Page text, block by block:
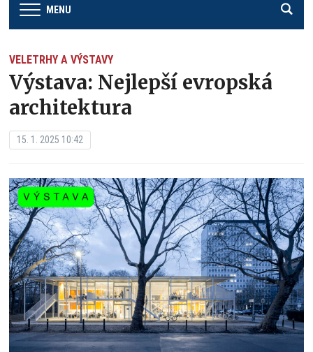
MENU
VELETRHY A VÝSTAVY
Výstava: Nejlepší evropská
architektura
15. 1. 2025 10:42